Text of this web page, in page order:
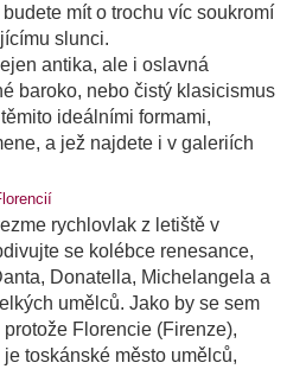
mít o trochu víc soukromí
slunci.
antika, ale i oslavná
baroko, nebo čistý klasicismus
ideálními formami,
a jež najdete i v galeriích
rychlovlak z letiště v
se kolébce renesance,
Donatella, Michelangela a
umělců. Jako by se sem
Florencie (Firenze),
je toskánské město umělců,